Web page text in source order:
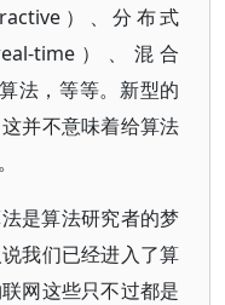
）、分布式
time）、混合
法，等等。新型的
并不意味着给算法
是算法研究者的梦
我们已经进入了算
网这些只不过都是